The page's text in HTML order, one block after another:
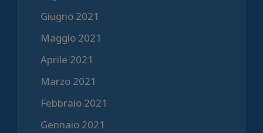
Giugno 2021
Maggio 2021
Aprile 2021
Marzo 2021
Febbraio 2021
Gennaio 2021